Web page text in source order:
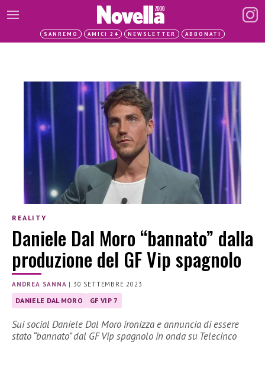
SANREMO AMICI 24 NEWSLETTER ABBONATI
REALITY
Daniele Dal Moro “bannato” dalla
produzione del GF Vip spagnolo
ANDREA SANNA |30 SETTEMBRE 2023
DANIELE DAL MORO GF VIP 7
Sui social Daniele Dal Moro ironizza e annuncia di essere
stato “bannato” dal GF Vip spagnolo in onda su Telecinco